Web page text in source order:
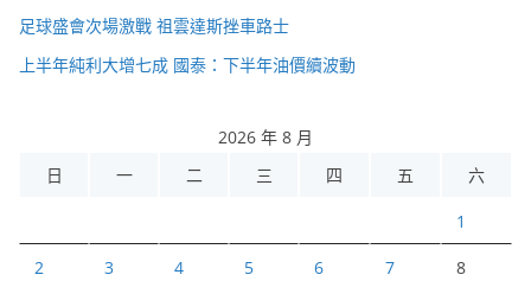
足球盛會次場激戰 祖雲達斯挫車路士
上半年純利大增七成 國泰：下半年油價續波動
2026 年 8 月
日
一 二 三 四 五 六
1
2 3 4 5 6 7 8